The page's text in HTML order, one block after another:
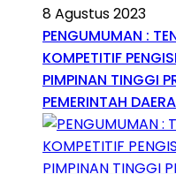
8 Agustus 2023
PENGUMUMAN :
KOMPETITIF
PIMPINAN TINGGI
PEMERINTAH